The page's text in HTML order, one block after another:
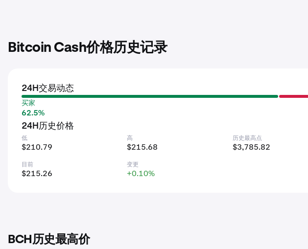
Bitcoin Cash价格历史记录
24H交易动态
买家
62.5%
24H历史价格
低
$210.79
高
$215.68
历史最高点
$3,785.82
目前
$215.26
变更
+0.10%
BCH历史最高价